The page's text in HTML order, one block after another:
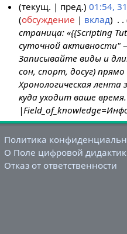
текущ. пред. 01:54,
обсуждение
вклад
страница: «{{Scripting
суточной активности"
Записывайте виды и
сон, спорт, досуг)
Хронологическая лента
куда уходит ваше время.
Политика
О Поле цифровой
Отказ от ответственности